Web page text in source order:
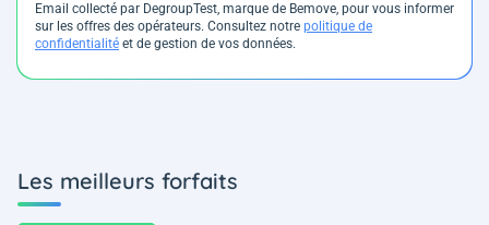
Email collecté par DegroupTest, marque de Bemove, pour vous informer
sur les offres des opérateurs. Consultez notre politique de
confidentialité et de gestion de vos données.
Les meilleurs forfaits